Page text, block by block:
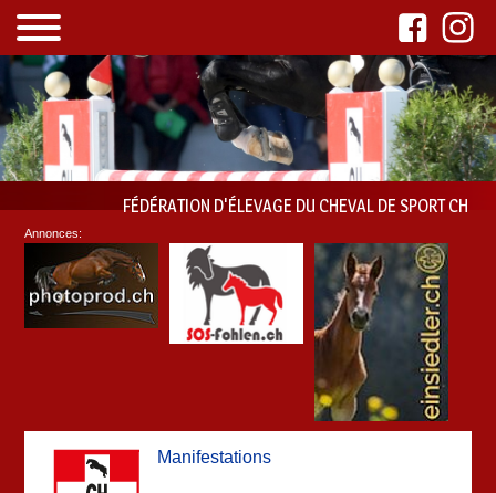
FÉDÉRATION D'ÉLEVAGE DU CHEVAL DE SPORT CH
Manifestations
Annonces: